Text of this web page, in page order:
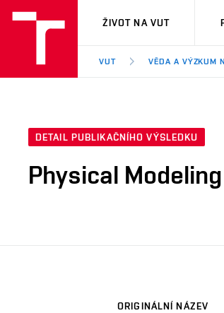
VUT
ŽIVOT NA VUT
VUT VĚDA A VÝZKUM
DETAIL PUBLIKAČNÍHO VÝSLEDKU
Physical
ORIGINÁLNÍ NÁZEV